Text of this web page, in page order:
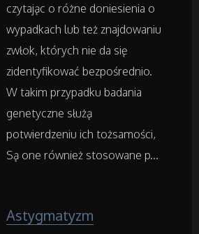
Integracyjne
Hobby
Sportowe i Rekreacyjne
Serwis
Catering
czytając o różne doniesienia o
wypadkach lub też znajdowaniu
zwłok, których nie da się
zidentyfikować bezpośrednio.
W takim przypadku badania
genetyczne służą
potwierdzeniu ich tożsamości,
Są one również stosowane p...
Astygmatyzm